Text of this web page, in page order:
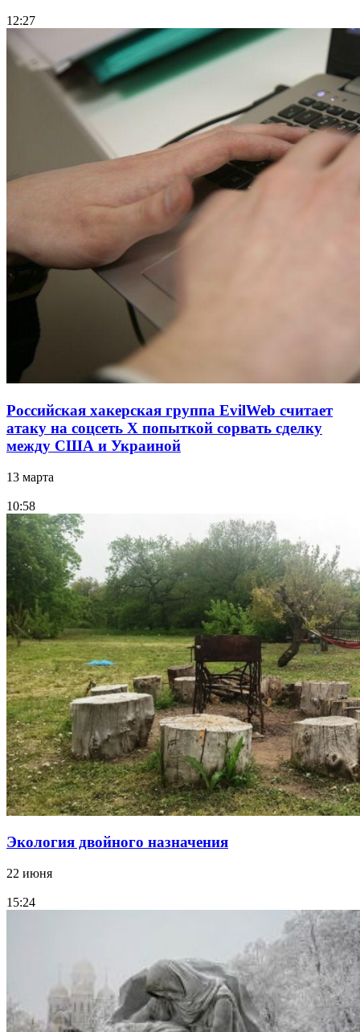
12:27
Российская хакерская группа EvilWeb считает
атаку на соцсеть Х попыткой сорвать сделку
между США и Украиной
13 марта
10:58
Экология двойного назначения
22 июня
15:24